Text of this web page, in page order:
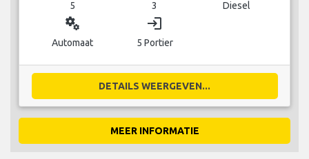
5 3 Diesel
miscellaneous_services
Automaat
login
5 Portier
DETAILS WEERGEVEN...
MEER INFORMATIE